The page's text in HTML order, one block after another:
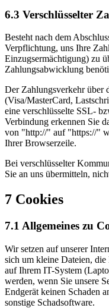
6.3 Verschlüsselter
Besteht nach dem
Verpflichtung, uns Ihre
Einzugsermächtigung) zu
Zahlungsabwicklung
Der Zahlungsverkehr über
(Visa/MasterCard,
eine verschlüsselte SSL-
Verbindung erkennen Sie
von "http://" auf "https://"
Ihrer Browserzeile.
Bei verschlüsselter
Sie an uns übermitteln,
7 Cookies
7.1 Allgemeines zu
Wir setzen auf unserer
sich um kleine Dateien,
auf Ihrem IT-System
werden, wenn Sie unsere
Endgerät keinen Schaden
sonstige Schadsoftware.